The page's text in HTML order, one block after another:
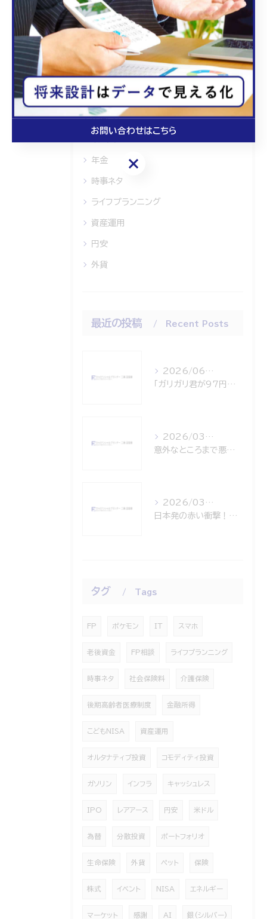
全てのカテゴリー
相続
保険
介護
NISA
iDeCo
年金
時事ネタ
ライフプランニング
資産運用
円安
外貨
最近の投稿 Recent Posts
2026/06/18
「ガリガリ君が97円の衝撃！」～円安・インフレのWパンチから資産を守る「外貨建て一時払終身保険」～
2026/03/24
意外なところまで悪影響・・・原油高騰が運ぶ「家計へのボディブロー」
2026/03/15
日本発の赤い衝撃！PayPay、米ナスダック上場！世界共通インフラへの挑戦
タグ Tags
FP ポケモン IT スマホ
老後資金 FP相談 ライフプランニング
時事ネタ 社会保険料 介護保険
後期高齢者医療制度 金融所得
こどもNISA 資産運用
オルタナティブ投資 コモディティ投資
ガソリン インフラ キャッシュレス
IPO レアアース 円安 米ドル
為替 分散投資 ポートフォリオ
生命保険 外貨 ペット 保険
株式 イベント NISA エネルギー
マーケット 感謝 AI 銀(シルバー)
お問い合わせはこちら
お問い合わせはこちら